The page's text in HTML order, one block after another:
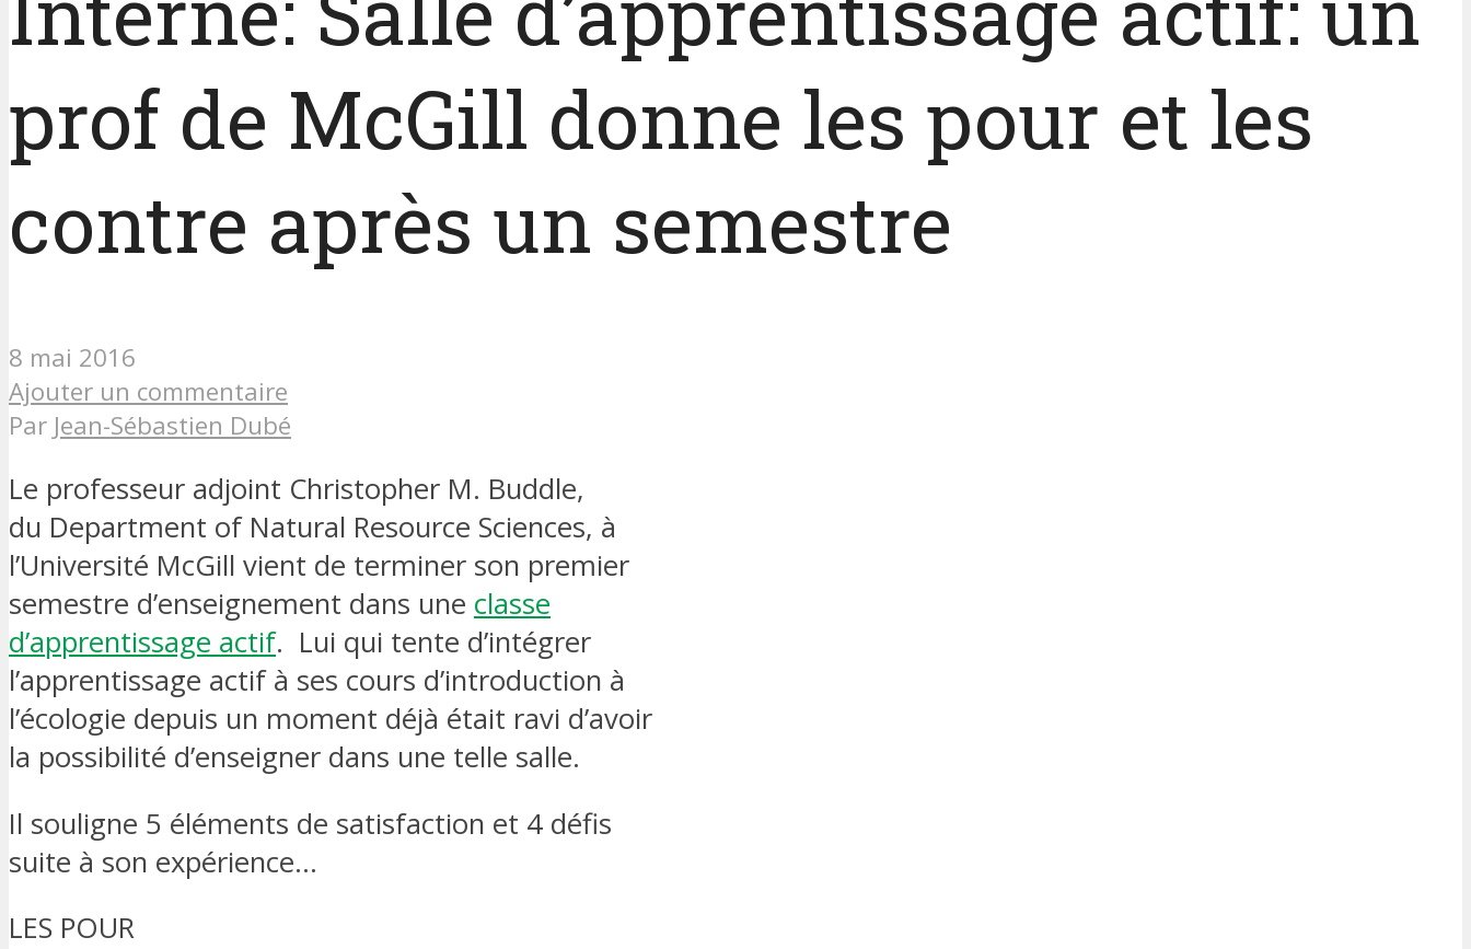
prof de McGill donne les pour et les
contre après un semestre
8 mai 2016
Ajouter un commentaire
Par Jean-Sébastien Dubé
Le professeur adjoint Christopher M. Buddle,
du Department of Natural Resource Sciences, à
l’Université McGill vient de terminer son premier
semestre d’enseignement dans une classe
d’apprentissage actif. Lui qui tente d’intégrer
l’apprentissage actif à ses cours d’introduction à
l’écologie depuis un moment déjà était ravi d’avoir
la possibilité d’enseigner dans une telle salle.
Il souligne 5 éléments de satisfaction et 4 défis
suite à son expérience…
LES POUR